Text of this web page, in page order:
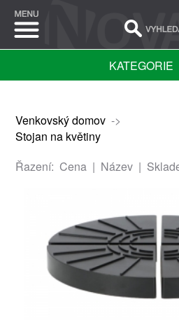
KATEGORIE
Venkovský domov->
Stojan na květiny
Řazení: Cena| Název|